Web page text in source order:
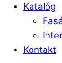
Katalóg
Kontakt